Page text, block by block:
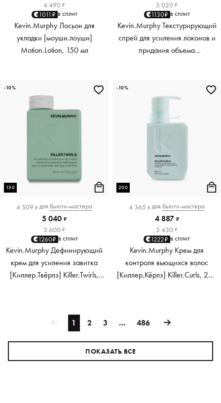
4 490 ₽
1011₽ в сплит
Kevin.Murphy Лосьон для
укладки [моушн.лоушн]
Motion.Lotion, 150 мл
5 020 ₽
1130₽ в сплит
Kevin.Murphy Текстурирующий
спрей для усиления локонов и
придания объема
150
4 509 ₽ для бьюти-мастера
5 040 ₽
5 600 ₽
1260₽ в сплит
Kevin.Murphy Дефинирующий
крем для усиления завитка
[Киллер.Твёрлз] Killer.Twirls,
-10%
200
4 365 ₽ для бьюти-мастера
4 887 ₽
5 430 ₽
1222₽ в сплит
Kevin.Murphy Крем для
контроля вьющихся волос
[Киллер.Кёрлз] Killer.Curls, 200
-10%
1 2 3 … 486
ПОКАЗАТЬ ВСЕ